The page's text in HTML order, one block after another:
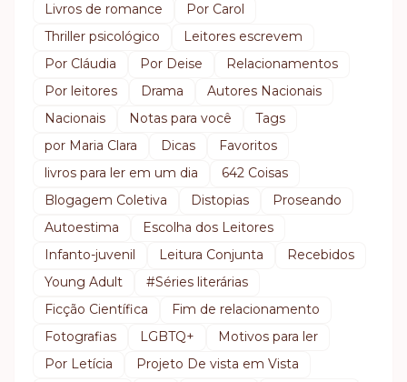
Livros de romance
Por Carol
Thriller psicológico
Leitores escrevem
Por Cláudia
Por Deise
Relacionamentos
Por leitores
Drama
Autores Nacionais
Nacionais
Notas para você
Tags
por Maria Clara
Dicas
Favoritos
livros para ler em um dia
642 Coisas
Blogagem Coletiva
Distopias
Proseando
Autoestima
Escolha dos Leitores
Infanto-juvenil
Leitura Conjunta
Recebidos
Young Adult
#Séries literárias
Ficção Científica
Fim de relacionamento
Fotografias
LGBTQ+
Motivos para ler
Por Letícia
Projeto De vista em Vista